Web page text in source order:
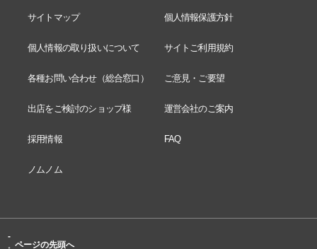
サイトマップ 個人情報保護方針
個人情報の取り扱いについて サイトご利用規約
各種お問い合わせ（総合窓口） ご意見・ご要望
出店をご検討のショップ様 運営会社のご案内
採用情報 FAQ
ノムノム
-
ページの先頭へ